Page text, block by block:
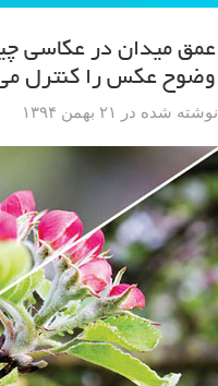
عمق میدان در عکاسی
وضوح عکس را کنترل
نوشته شده در ۲۱ بهمن ۱۳۹۴